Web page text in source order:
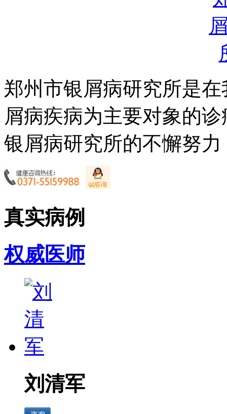
郑州市银屑病研究所是
屑病疾病为主要对象的
银屑病研究所的不懈努
真实病例
权威医师
刘清军